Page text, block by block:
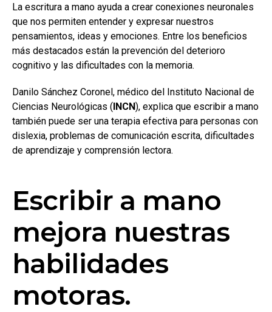
La escritura a mano ayuda a crear conexiones neuronales
que nos permiten entender y expresar nuestros
pensamientos, ideas y emociones. Entre los beneficios
más destacados están la prevención del deterioro
cognitivo y las dificultades con la memoria.
Danilo Sánchez Coronel, médico del Instituto Nacional de
Ciencias Neurológicas (INCN), explica que escribir a mano
también puede ser una terapia efectiva para personas con
dislexia, problemas de comunicación escrita, dificultades
de aprendizaje y comprensión lectora.
Escribir a mano
mejora nuestras
habilidades
motoras.